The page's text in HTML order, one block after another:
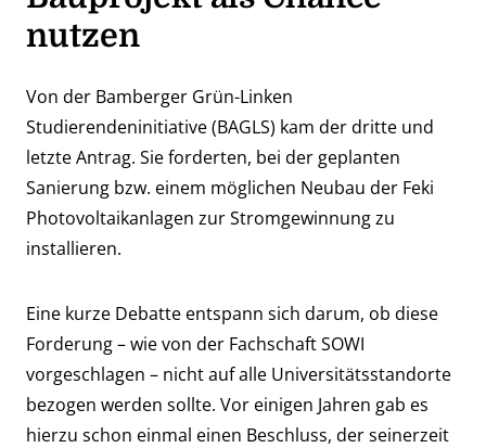
nutzen
Von der Bamberger Grün-Linken
Studierendeninitiative (BAGLS) kam der dritte und
letzte Antrag. Sie forderten, bei der geplanten
Sanierung bzw. einem möglichen Neubau der Feki
Photovoltaikanlagen zur Stromgewinnung zu
installieren.
Eine kurze Debatte entspann sich darum, ob diese
Forderung – wie von der Fachschaft SOWI
vorgeschlagen – nicht auf alle Universitätsstandorte
bezogen werden sollte. Vor einigen Jahren gab es
hierzu schon einmal einen Beschluss, der seinerzeit